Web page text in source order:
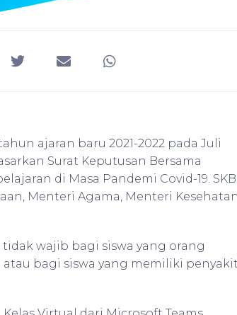
ajaran baru 2021-2022 pada Juli
Surat Keputusan Bersama
di Masa Pandemi Covid-19. SKB
Menteri Agama, Menteri
wajib bagi siswa yang orang
bagi siswa yang memiliki